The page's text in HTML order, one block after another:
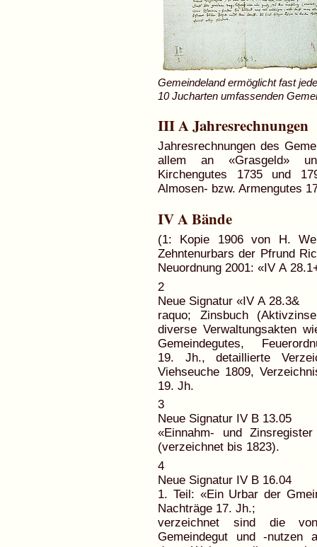
Gemeindeland ermöglicht fast
10 Jucharten umfassenden
III A Jahresrechnungen
Jahresrechnungen des
allem an «Grasgeld»
Kirchengutes 1735 und
Almosen- bzw. Armengutes
IV A Bände
(1: Kopie 1906 von H.
Zehntenurbars der Pfrund
Neuordnung 2001: «IV A
2
Neue Signatur «IV A 28.3&
raquo; Zinsbuch
diverse Verwaltungsakten
Gemeindegutes,
19. Jh., detaillierte
Viehseuche 1809,
19. Jh.
3
Neue Signatur IV B 13.05
«Einnahm- und
(verzeichnet bis 1823).
4
Neue Signatur IV B 16.04
1. Teil: «Ein Urbar der
Nachträge 17. Jh.;
verzeichnet sind die
Gemeindegut und -nutzen